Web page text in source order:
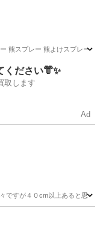
熊スプレー 熊よけスプレー
ーください👘✨
取します
Ad
すが４０cm以上あると思